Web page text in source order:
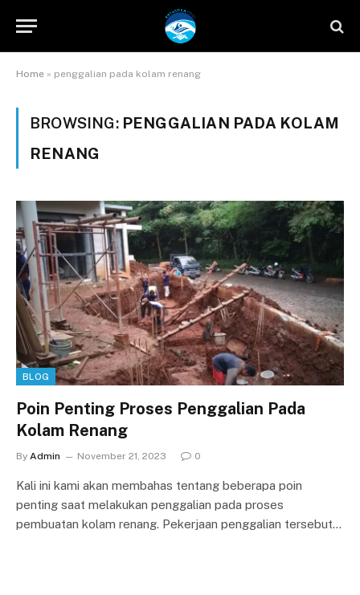
Home » penggalian pada kolam renang
BROWSING: PENGGALIAN PADA KOLAM
RENANG
BLOG
Poin Penting Proses Penggalian Pada
Kolam Renang
By Admin November 21, 2023 0
Kali ini kami akan membahas tentang beberapa poin
penting saat melakukan penggalian pada proses
pembuatan kolam renang. Pekerjaan penggalian tersebut…